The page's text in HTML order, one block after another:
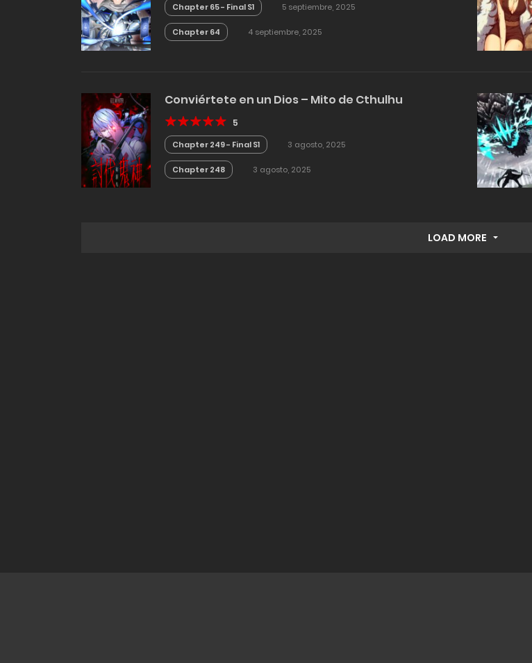
Chapter 65 - Final S1 5 septiembre, 2025
Chapter 64 4 septiembre, 2025
Conviértete en un Dios – Mito de Cthulhu
5
Chapter 249 - Final S1 3 agosto, 2025
Chapter 248 3 agosto, 2025
LOAD MORE